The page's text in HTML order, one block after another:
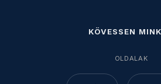
KÖVESSEN
OLDALAK